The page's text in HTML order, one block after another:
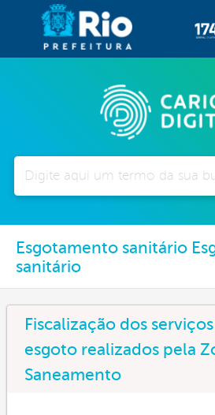
Esgotamento sanitário
sanitário
Fiscalização dos
esgoto realizados pela
Saneamento